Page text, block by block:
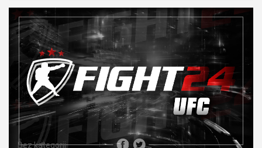
Bez kategorii